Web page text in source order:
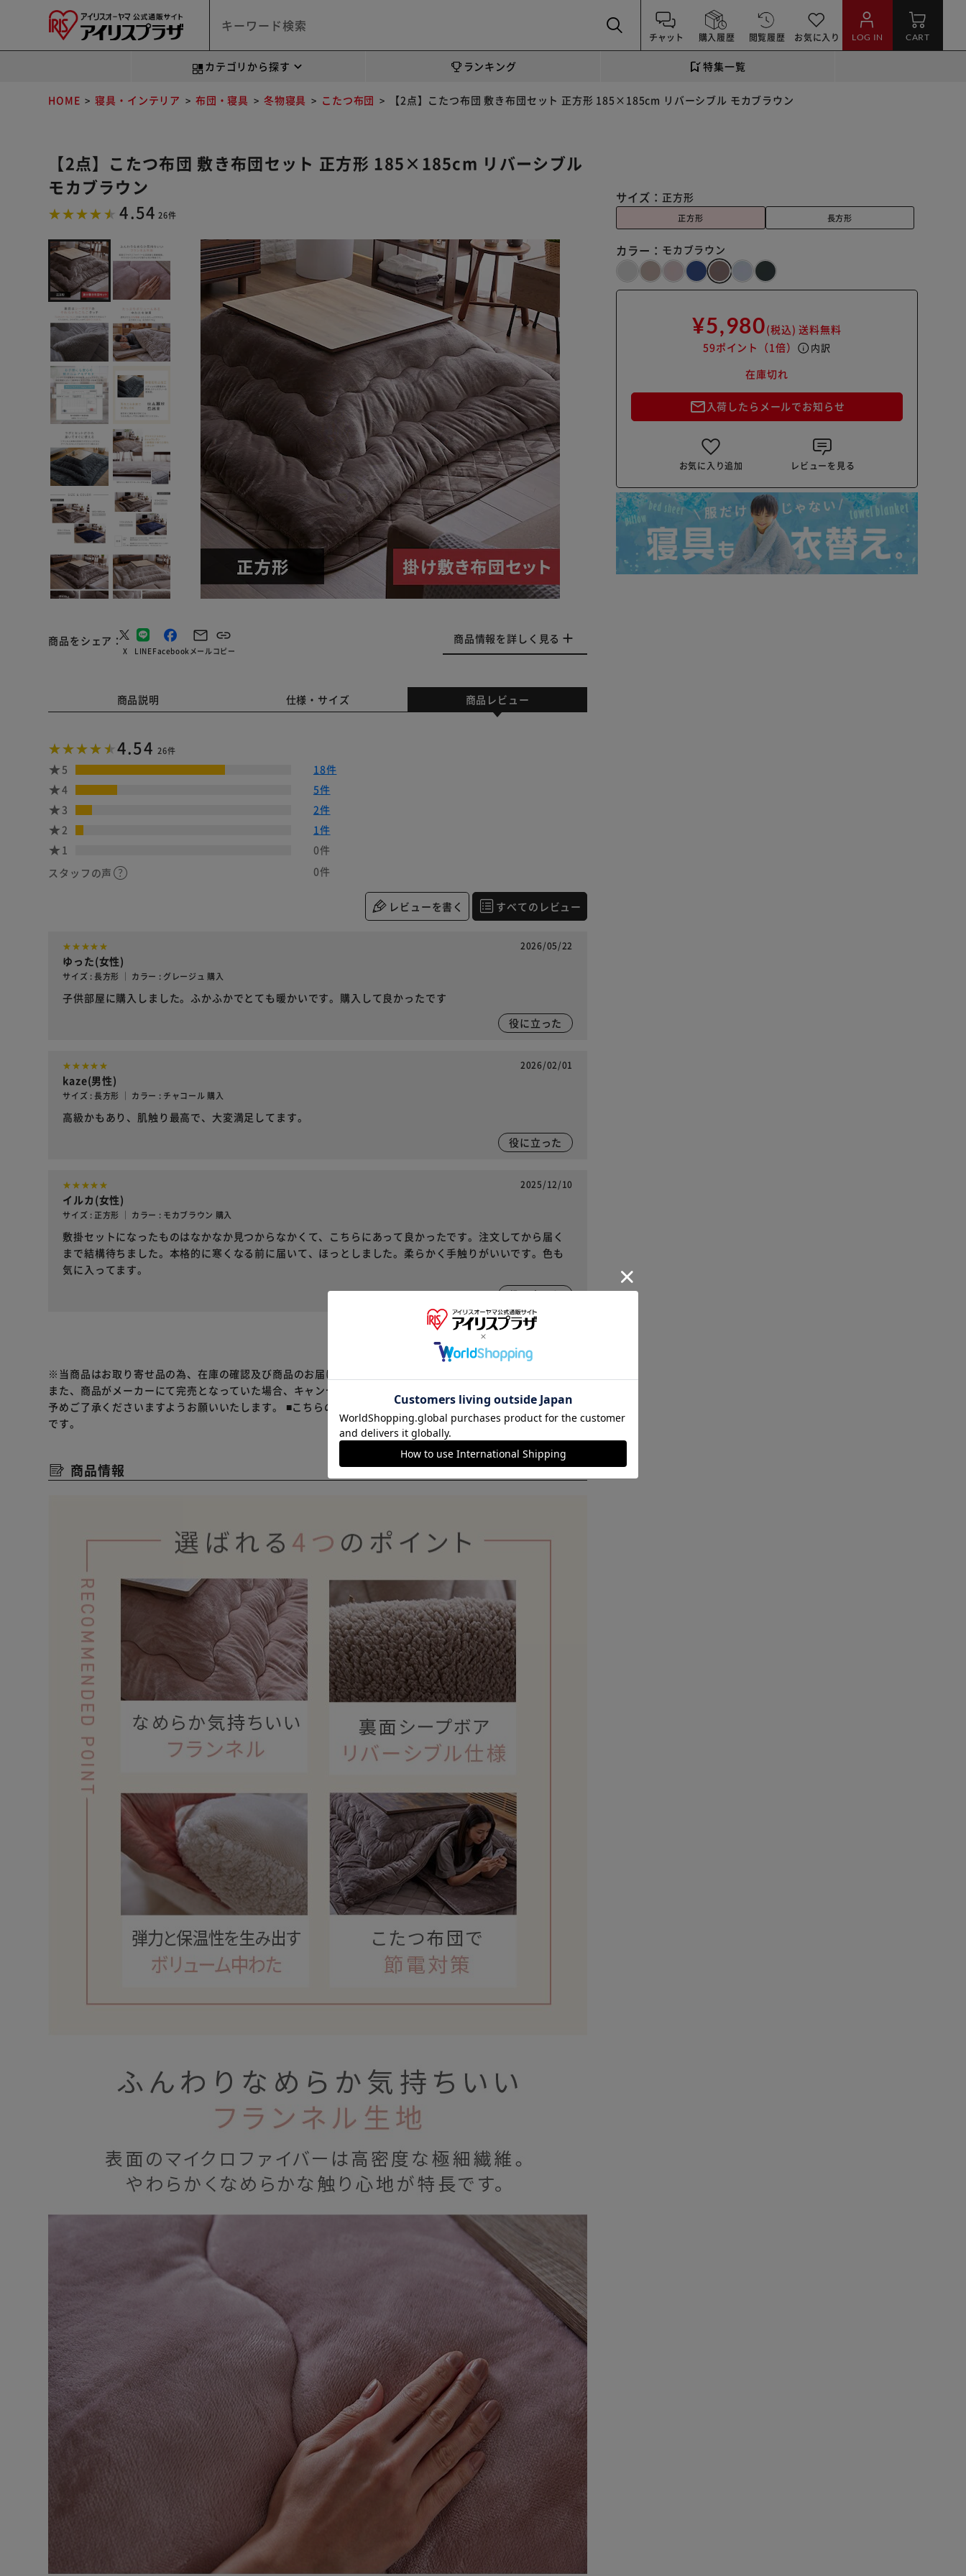
チャット 購入履歴 閲覧履歴 お気に入り LOG IN CART
カテゴリから探す ランキング 特集一覧
HOME 寝具・インテリア 布団・寝具 冬物寝具 こたつ布団 【2点】こたつ布団 敷き布団セット 正方形 185×185cm リバーシブル モカブラウン
【2点】こたつ布団 敷き布団セット 正方形 185×185cm リバーシブル
モカブラウン
4.54 26件
商品をシェア
X LINEFacebook メールコピー
商品情報を詳しく見る
サイズ： 正方形
正方形 長方形
カラー： モカブラウン
¥5,980(税込) 送料無料
59ポイント （1倍） info 内訳
在庫切れ
mail_outline 入荷したらメールでお知らせ
お気に入り追加 レビューを見る
商品説明 仕様・サイズ 商品レビュー
4.54 26件
5
18件
4
5件
3
2件
2
1件
1
0件
スタッフの声
0件
レビューを書く すべてのレビュー
2026/05/22
ゆった(女性)
サイズ : 長方形 ｜ カラー : グレージュ 購入
子供部屋に購入しました。ふかふかでとても暖かいです。購入して良かったです
役に立った
2026/02/01
kaze(男性)
サイズ : 長方形 ｜ カラー : チャコール 購入
高級かもあり、肌触り最高で、大変満足してます。
役に立った
2025/12/10
イルカ(女性)
サイズ : 正方形 ｜ カラー : モカブラウン 購入
敷掛セットになったものはなかなか見つからなかくて、こちらにあって良かったです。注文してから届く
まで結構待ちました。本格的に寒くなる前に届いて、ほっとしました。柔らかく手触りがいいです。色も
気に入ってます。
役に立った
※当商品はお取り寄せ品の為、在庫の確認及び商品のお届けまでお時間を頂く場合がございます。
また、商品がメーカーにて完売となっていた場合、キャンセル又は注文内容の変更をお願いいたしております。
予めご了承くださいますようお願いいたします。 ■こちらの商品はアイリスプラザがセレクトしたオススメ商品
です。
商品情報
※ご確認ください